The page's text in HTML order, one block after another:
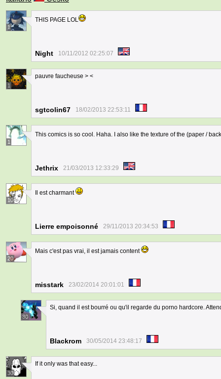
1
THIS PAGE LOL
Night 10/11/2012 02:25:07
1
pauvre faucheuse > <
sgtcolin67 18/02/2013 22:53:11
1
This comics is so cool. Haha. I also like the texture of the (paper /
Jethrix 21/03/2013 12:33:29
10
Il est charmant
Lierre empoisonné 29/11/2013 20:34:53
20
Mais c'est pas vrai, il est jamais content
misstark 23/02/2014 20:01:01
30
Si, quand il est bourré ou qu'il regarde du porno hardcore.
Blackrom 30/05/2014 23:48:17
30
If it only was that easy...